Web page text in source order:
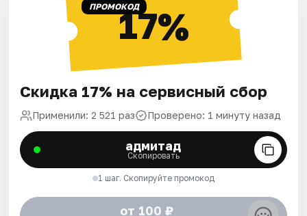
ПРОМОКОД17%
Скидка 17% на сервисный сбор
Применили: 2 521 раз Проверено: 1 минуту назад
адмитад
Скопировать
1 шаг. Скопируйте промокод
от 100 ₽